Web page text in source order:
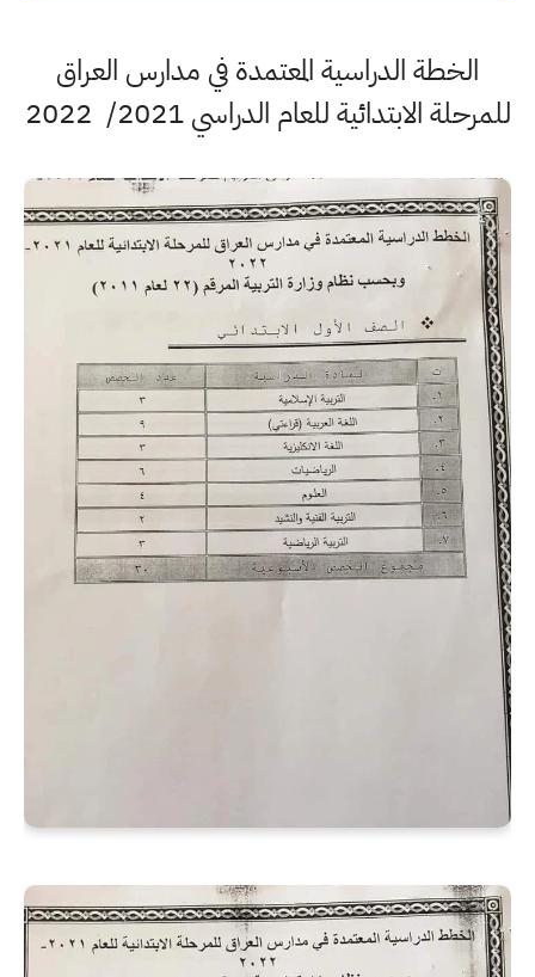
الخطة الدراسية المعتمدة في مدارس العراق
للمرحلة الابتدائية للعام الدراسي 2021/ 2022